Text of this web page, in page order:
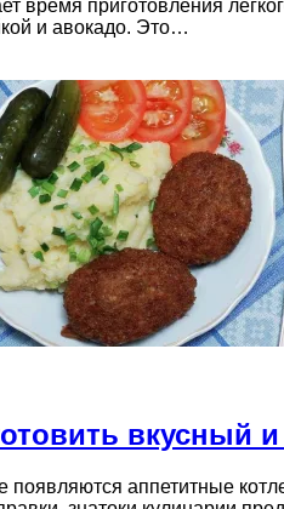
время приготовления
и авокадо. Это…
вкусный
появляются аппетитные